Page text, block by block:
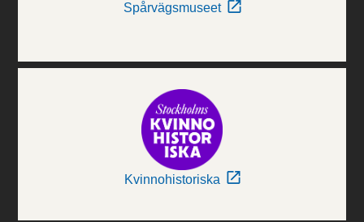
Spårvägsmuseet
Kvinnohistoriska